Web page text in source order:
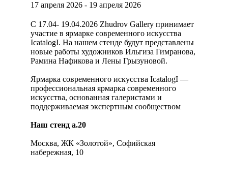
17 апреля 2026 - 19 апреля 2026
С 17.04- 19.04.2026 Zhudrov Gallery принимает
участие в ярмарке современного искусства
IcatalogI. На нашем стенде будут представлены
новые работы художников Ильгиза Гимранова,
Рамина Нафикова и Лены Грызуновой.
Ярмарка современного искусства IcatalogI —
профессиональная ярмарка современного
искусства, основанная галеристами и
поддерживаемая экспертным сообществом
Наш стенд а.20
Москва, ЖК «Золотой», Софийская
набережная, 10